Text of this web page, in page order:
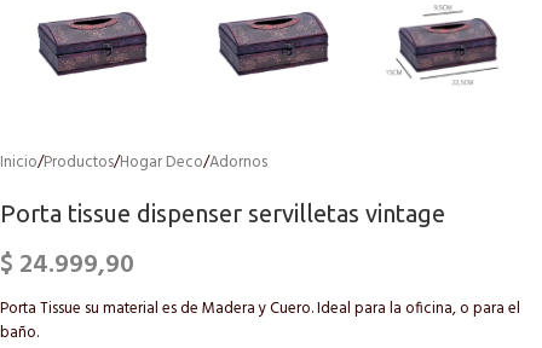
Inicio/Productos/Hogar Deco/Adornos
Porta tissue dispenser servilletas vintage
$ 24.999,90
Porta Tissue su material es de Madera y Cuero. Ideal para la oficina, o para el
baño.